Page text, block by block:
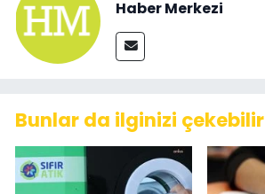
Haber Merkezi
Bunlar da ilginizi çekebilir